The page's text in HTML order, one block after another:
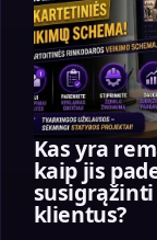
Kas yra
kaip jis
klientus?